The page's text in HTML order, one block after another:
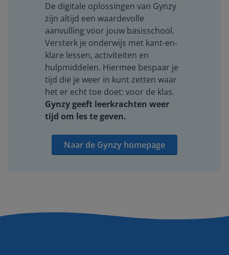
De digitale oplossingen van Gynzy
zijn altijd een waardevolle
aanvulling voor jouw basisschool.
Versterk je onderwijs met kant-en-
klare lessen, activiteiten en
hulpmiddelen. Hiermee bespaar je
tijd die je weer in kunt zetten waar
het er echt toe doet: voor de klas.
Gynzy geeft leerkrachten weer
tijd om les te geven.
Naar de Gynzy homepage